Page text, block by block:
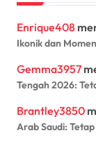
Enrique408
Ikonik dan
Gemma3957
Tengah 2026:
Brantley3850
Arab Saudi: